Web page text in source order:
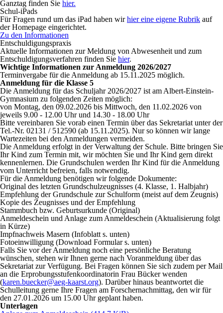
Ganztag finden Sie hier.
Schul-iPads
Für Fragen rund um das iPad haben wirhier eine eigene Rubrik auf
der Homepage eingerichtet.
Zu den Informationen
Entschuldigungspraxis
Aktuelle Informationen zur Meldung von Ab­wesenheit und zum
Entschuldigungs­verfahren finden Sie hier.
Wichtige Informationen zur Anmeldung 2026/2027
Terminvergabe für die Anmeldung ab 15.11.2025 möglich.
Anmeldung für die Klasse 5
Die Anmeldung für das Schuljahr 2026/2027 ist am Albert-Einstein-
Gymnasium zu folgenden Zeiten möglich:
von Montag, den 09.02.2026 bis Mittwoch, den 11.02.2026 von
jeweils 9.00 - 12.00 Uhr und 14.30 - 18.00 Uhr
Bitte vereinbaren Sie vorab einen Termin über das Sekretariat unter der
Tel.-Nr. 02131 / 512590 (ab 15.11.2025). Nur so können wir lange
Wartezeiten bei den Anmeldungen vermeiden.
Die Anmeldung erfolgt in der Verwaltung der Schule. Bitte bringen Sie
Ihr Kind zum Termin mit, wir möchten Sie und Ihr Kind gern direkt
kennenlernen. Die Grundschulen werden Ihr Kind für die Anmeldung
vom Unterricht befreien, falls notwendig.
Für die Anmeldung benötigen wir folgende Dokumente:
Original des letzten Grundschulzeugnisses (4. Klasse, 1. Halbjahr)
Empfehlung der Grundschule zur Schulform (meist auf dem Zeugnis)
Kopie des Zeugnisses und der Empfehlung
Stammbuch bzw. Geburtsurkunde (Original)
Anmeldeschein und Anlage zum Anmeldeschein (Aktualisierung folgt
in Kürze)
Impfnachweis Masern (Infoblatt s. unten)
Fotoeinwilligung (Download Formular s. unten)
Falls Sie vor der Anmeldung noch eine persönliche Beratung
wünschen, stehen wir Ihnen gerne nach Voranmeldung über das
Sekretariat zur Verfügung. Bei Fragen können Sie sich zudem per Mail
an die Erprobungsstufenkoordinatorin Frau Bücker wenden
(karen.buecker@aeg-kaarst.org). Darüber hinaus beantwortet die
Schulleitung gerne Ihre Fragen am Forschernachmittag, den wir für
den 27.01.2026 um 15.00 Uhr geplant haben.
Unterlagen